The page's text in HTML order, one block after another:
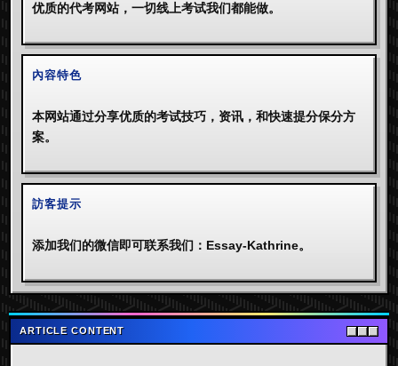
优质的代考网站，一切线上考试我们都能做。
內容特色
本网站通过分享优质的考试技巧，资讯，和快速提分保分方
案。
訪客提示
添加我们的微信即可联系我们：Essay-Kathrine。
ARTICLE CONTENT